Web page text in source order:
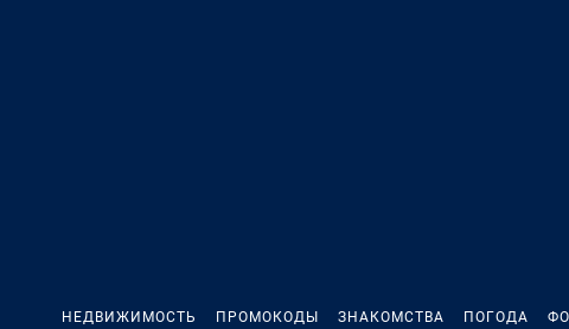
НЕДВИЖИМОСТЬ ПРОМОКОДЫ ЗНАКОМСТВА ПОГОДА